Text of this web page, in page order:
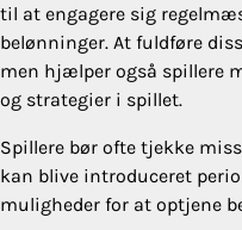
til at engagere sig
belønninger. At fuldføre
men hjælper også spillere
og strategier i spillet.
Spillere bør ofte tjekke
kan blive introduceret
muligheder for at optjene